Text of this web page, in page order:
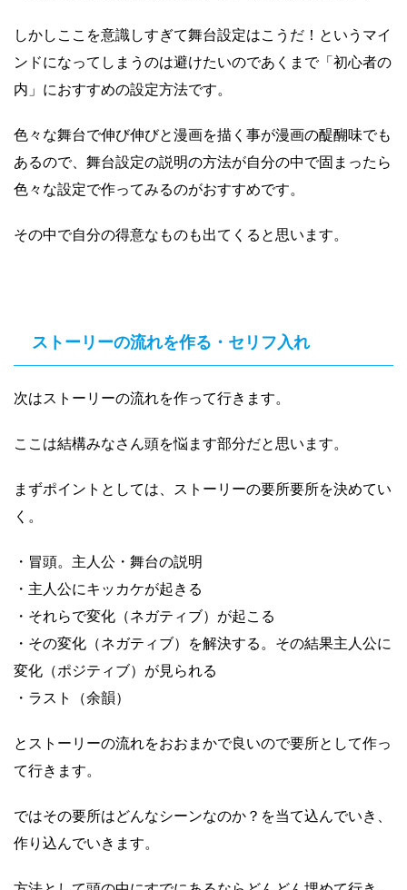
しかしここを意識しすぎて舞台設定はこうだ！というマイ
ンドになってしまうのは避けたいのであくまで「初心者の
内」におすすめの設定方法です。
色々な舞台で伸び伸びと漫画を描く事が漫画の醍醐味でも
あるので、舞台設定の説明の方法が自分の中で固まったら
色々な設定で作ってみるのがおすすめです。
その中で自分の得意なものも出てくると思います。
ストーリーの流れを作る・セリフ入れ
次はストーリーの流れを作って行きます。
ここは結構みなさん頭を悩ます部分だと思います。
まずポイントとしては、ストーリーの要所要所を決めてい
く。
・冒頭。主人公・舞台の説明
・主人公にキッカケが起きる
・それらで変化（ネガティブ）が起こる
・その変化（ネガティブ）を解決する。その結果主人公に
変化（ポジティブ）が見られる
・ラスト（余韻）
とストーリーの流れをおおまかで良いので要所として作っ
て行きます。
ではその要所はどんなシーンなのか？を当て込んでいき、
作り込んでいきます。